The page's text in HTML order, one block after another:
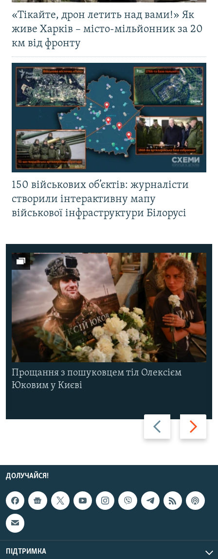
«Тікайте, дрон летить над вами!» Як
живе Харків – місто-мільйонник за 20
км від фронту
150 військових об’єктів: журналісти
створили інтерактивну мапу
військової інфраструктури Білорусі
Назад Вперед
Прощання з пошуковцем тіл Олексієм
Юковим у Києві
ДОЛУЧАЙСЯ!
ПІДТРИМКА